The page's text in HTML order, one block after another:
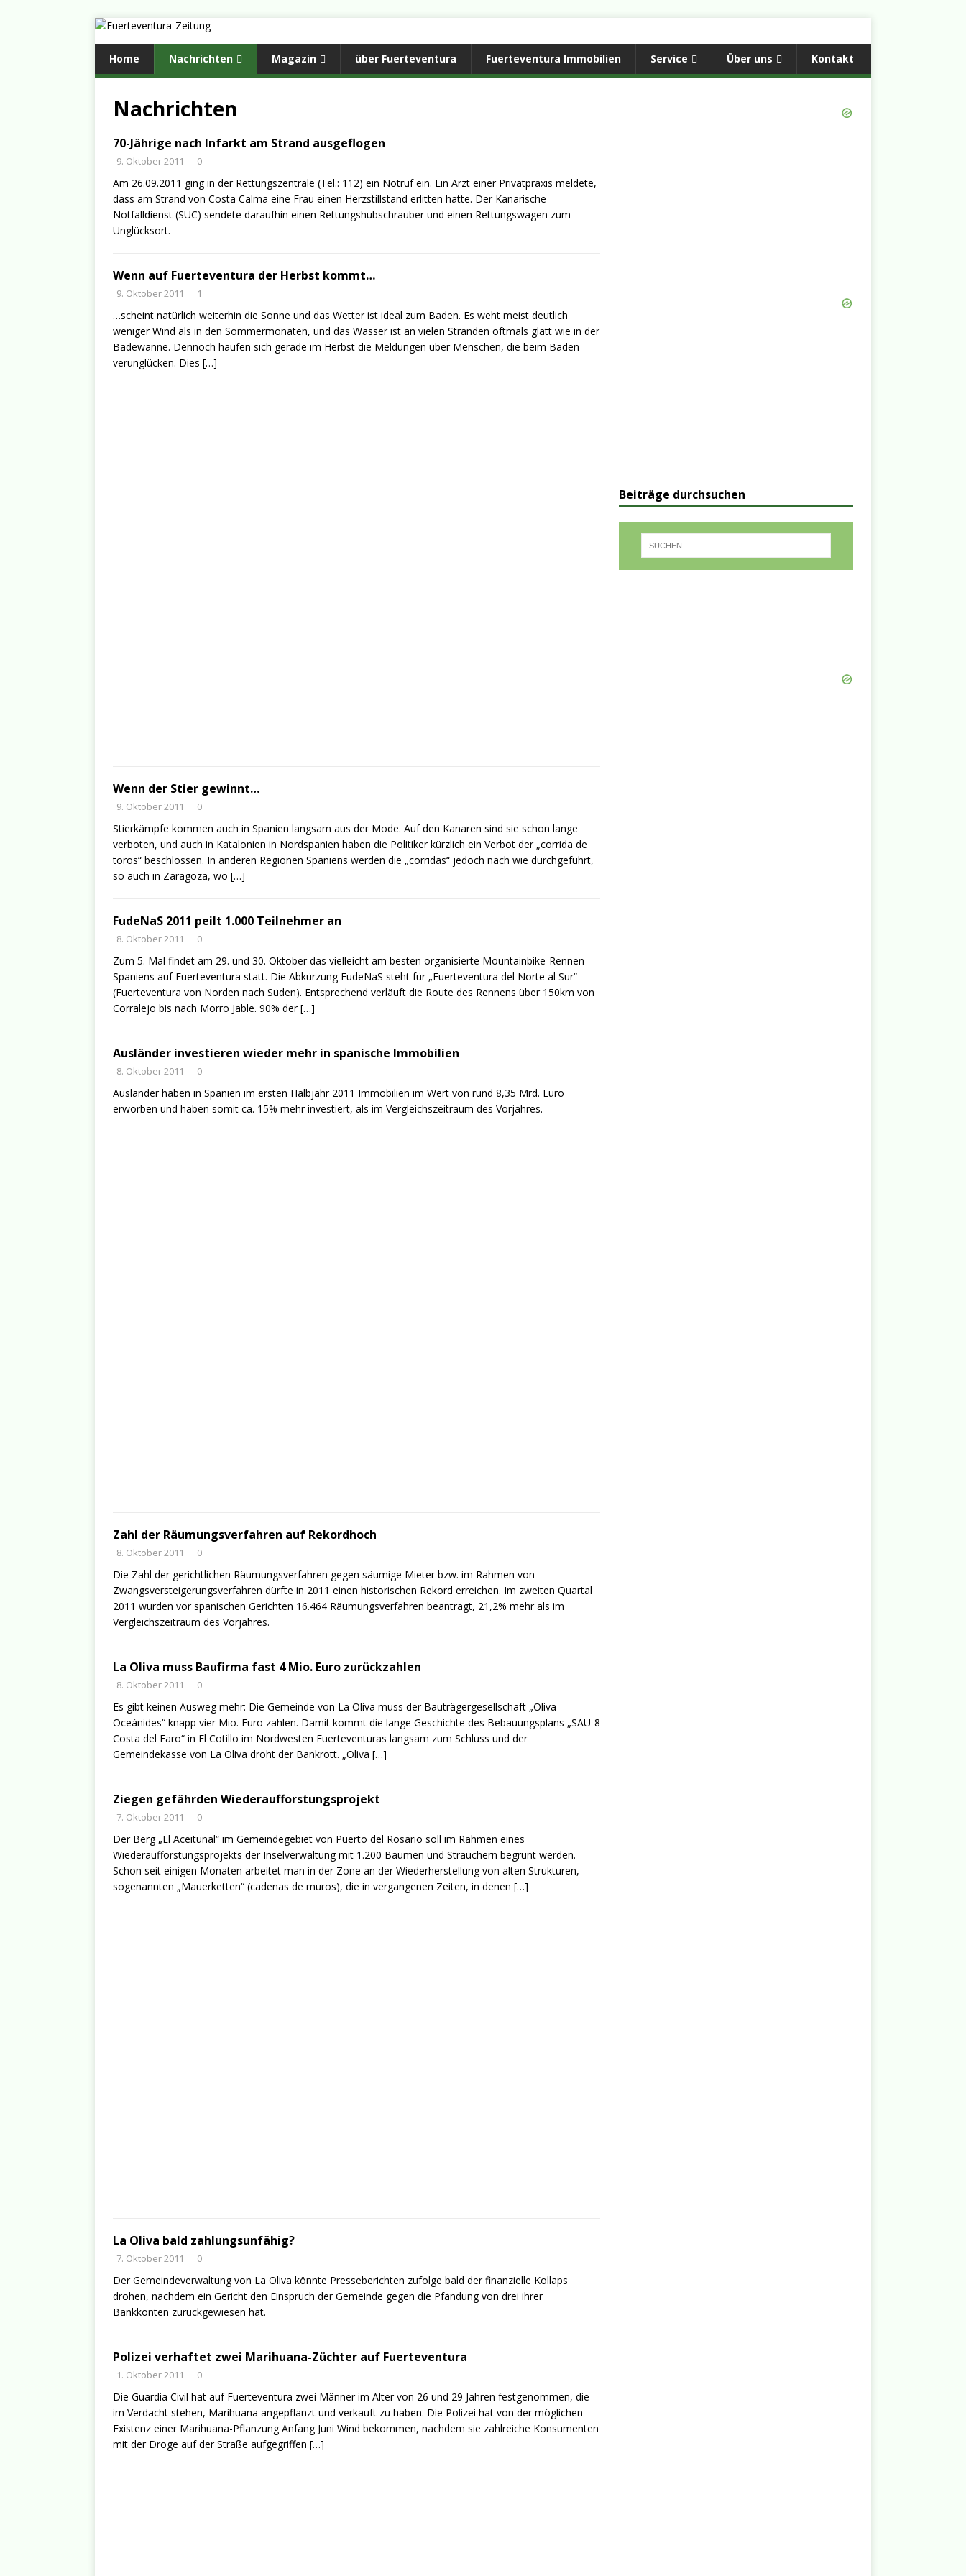
Home Nachrichten Magazin über Fuerteventura Fuerteventura Immobilien Service Über uns Kontakt
Nachrichten
70-Jährige nach Infarkt am Strand ausgeflogen
9. Oktober 2011 0
Am 26.09.2011 ging in der Rettungszentrale (Tel.: 112) ein Notruf ein. Ein Arzt einer Privatpraxis meldete,
dass am Strand von Costa Calma eine Frau einen Herzstillstand erlitten hatte. Der Kanarische
Notfalldienst (SUC) sendete daraufhin einen Rettungshubschrauber und einen Rettungswagen zum
Unglücksort.
Wenn auf Fuerteventura der Herbst kommt…
9. Oktober 2011 1
…scheint natürlich weiterhin die Sonne und das Wetter ist ideal zum Baden. Es weht meist deutlich
weniger Wind als in den Sommermonaten, und das Wasser ist an vielen Stränden oftmals glatt wie in der
Badewanne. Dennoch häufen sich gerade im Herbst die Meldungen über Menschen, die beim Baden
verunglücken. Dies […]
Wenn der Stier gewinnt…
9. Oktober 2011 0
Stierkämpfe kommen auch in Spanien langsam aus der Mode. Auf den Kanaren sind sie schon lange
verboten, und auch in Katalonien in Nordspanien haben die Politiker kürzlich ein Verbot der „corrida de
toros“ beschlossen. In anderen Regionen Spaniens werden die „corridas“ jedoch nach wie durchgeführt,
so auch in Zaragoza, wo […]
FudeNaS 2011 peilt 1.000 Teilnehmer an
8. Oktober 2011 0
Zum 5. Mal findet am 29. und 30. Oktober das vielleicht am besten organisierte Mountainbike-Rennen
Spaniens auf Fuerteventura statt. Die Abkürzung FudeNaS steht für „Fuerteventura del Norte al Sur“
(Fuerteventura von Norden nach Süden). Entsprechend verläuft die Route des Rennens über 150km von
Corralejo bis nach Morro Jable. 90% der[…]
Ausländer investieren wieder mehr in spanische Immobilien
8. Oktober 2011 0
Ausländer haben in Spanien im ersten Halbjahr 2011 Immobilien im Wert von rund 8,35 Mrd. Euro
erworben und haben somit ca. 15% mehr investiert, als im Vergleichszeitraum des Vorjahres.
Zahl der Räumungsverfahren auf Rekordhoch
8. Oktober 2011 0
Die Zahl der gerichtlichen Räumungsverfahren gegen säumige Mieter bzw. im Rahmen von
Zwangsversteigerungsverfahren dürfte in 2011 einen historischen Rekord erreichen. Im zweiten Quartal
2011 wurden vor spanischen Gerichten 16.464 Räumungsverfahren beantragt, 21,2% mehr als im
Vergleichszeitraum des Vorjahres.
La Oliva muss Baufirma fast 4 Mio. Euro zurückzahlen
8. Oktober 2011 0
Es gibt keinen Ausweg mehr: Die Gemeinde von La Oliva muss der Bauträgergesellschaft „Oliva
Oceánides“ knapp vier Mio. Euro zahlen. Damit kommt die lange Geschichte des Bebauungsplans „SAU-8
Costa del Faro“ in El Cotillo im Nordwesten Fuerteventuras langsam zum Schluss und der
Gemeindekasse von La Oliva droht der Bankrott. „Oliva […]
Ziegen gefährden Wiederaufforstungsprojekt
7. Oktober 2011 0
Der Berg „El Aceitunal“ im Gemeindegebiet von Puerto del Rosario soll im Rahmen eines
Wiederaufforstungsprojekts der Inselverwaltung mit 1.200 Bäumen und Sträuchern begrünt werden.
Schon seit einigen Monaten arbeitet man in der Zone an der Wiederherstellung von alten Strukturen,
sogenannten „Mauerketten“ (cadenas de muros), die in vergangenen Zeiten, in denen […]
La Oliva bald zahlungsunfähig?
7. Oktober 2011 0
Der Gemeindeverwaltung von La Oliva könnte Presseberichten zufolge bald der finanzielle Kollaps
drohen, nachdem ein Gericht den Einspruch der Gemeinde gegen die Pfändung von drei ihrer
Bankkonten zurückgewiesen hat.
Polizei verhaftet zwei Marihuana-Züchter auf Fuerteventura
1. Oktober 2011 0
Die Guardia Civil hat auf Fuerteventura zwei Männer im Alter von 26 und 29 Jahren festgenommen, die
im Verdacht stehen, Marihuana angepflanzt und verkauft zu haben. Die Polizei hat von der möglichen
Existenz einer Marihuana-Pflanzung Anfang Juni Wind bekommen, nachdem sie zahlreiche Konsumenten
mit der Droge auf der Straße aufgegriffen […]
Beiträge durchsuchen